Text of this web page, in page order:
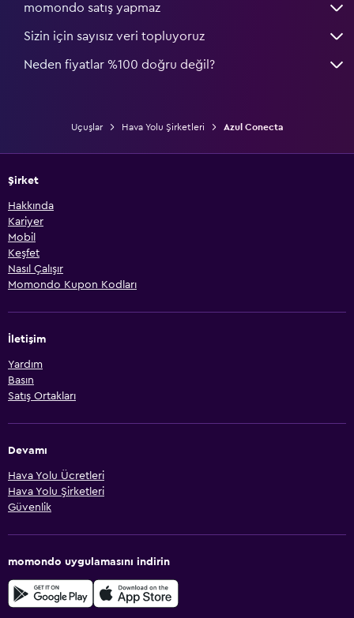
momondo satış yapmaz
Sizin için sayısız veri topluyoruz
Neden fiyatlar %100 doğru değil?
Uçuşlar Hava Yolu Şirketleri Azul Conecta
Şirket
Hakkında
Kariyer
Mobil
Keşfet
Nasıl Çalışır
Momondo Kupon Kodları
İletişim
Yardım
Basın
Satış Ortakları
Devamı
Hava Yolu Ücretleri
Hava Yolu Şirketleri
Güvenlik
momondo uygulamasını indirin